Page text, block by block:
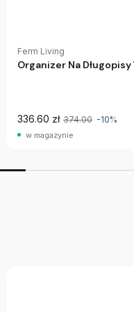
Ferm Living
Organizer Na
336.60 zł 374.00 -10%
w magazynie